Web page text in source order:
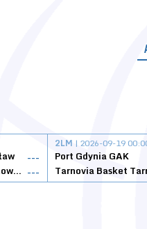
---
KSK Qemetica Noteć Inowrocław ---
2LM | 2026-09-19
Port Gdynia GAK